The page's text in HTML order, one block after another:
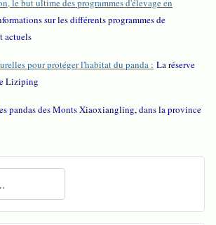
le but ultime des programmes d'élevage en
sur les différents programmes de
actuels
pour protéger l'habitat du panda : La réserve
Liziping
pandas des Monts Xiaoxiangling, dans la province